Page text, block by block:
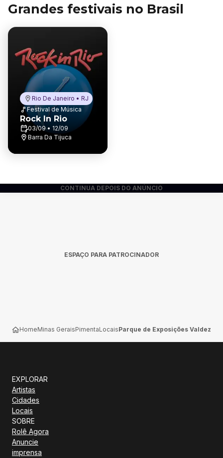
Grandes festivais no Brasil
Rio De Janeiro • RJ
Festival de Música
Rock In Rio
03/09 • 12/09
Barra Da Tijuca
CONTINUA DEPOIS DO ANÚNCIO
ESPAÇO PARA PATROCINADOR
HomeMinas GeraisPimentaLocaisParque de Exposições Valdez
EXPLORAR
Artistas
Cidades
Locais
SOBRE
Rolê Agora
Anuncie
imprensa